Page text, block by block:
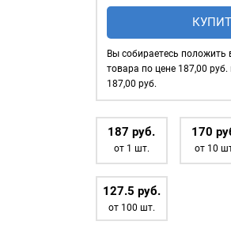
Насадка,
дополнительная
для
установки
крышки
на
рубашечные
кнопки
9.5мм,
металл
(1часть)
Вы собираетесь положить
товара по цене 187,00
187,00 руб.
187руб.
от 1 шт.
170р
от 10
127.5 руб.
от 100 шт.